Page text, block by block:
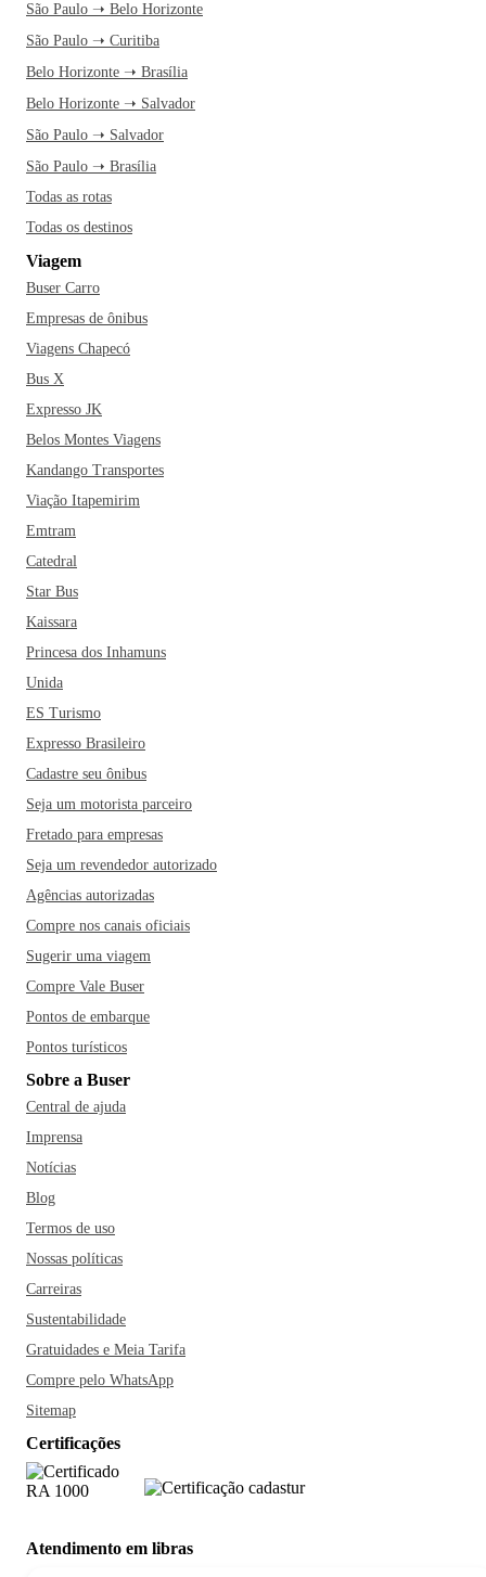
São Paulo ➝ Belo Horizonte
São Paulo ➝ Curitiba
Belo Horizonte ➝ Brasília
Belo Horizonte ➝ Salvador
São Paulo ➝ Salvador
São Paulo ➝ Brasília
Todas as rotas
Todas os destinos
Viagem
Buser Carro
Empresas de ônibus
Viagens Chapecó
Bus X
Expresso JK
Belos Montes Viagens
Kandango Transportes
Viação Itapemirim
Emtram
Catedral
Star Bus
Kaissara
Princesa dos Inhamuns
Unida
ES Turismo
Expresso Brasileiro
Cadastre seu ônibus
Seja um motorista parceiro
Fretado para empresas
Seja um revendedor autorizado
Agências autorizadas
Compre nos canais oficiais
Sugerir uma viagem
Compre Vale Buser
Pontos de embarque
Pontos turísticos
Sobre a Buser
Central de ajuda
Imprensa
Notícias
Blog
Termos de uso
Nossas políticas
Carreiras
Sustentabilidade
Gratuidades e Meia Tarifa
Compre pelo WhatsApp
Sitemap
Certificações
Atendimento em libras